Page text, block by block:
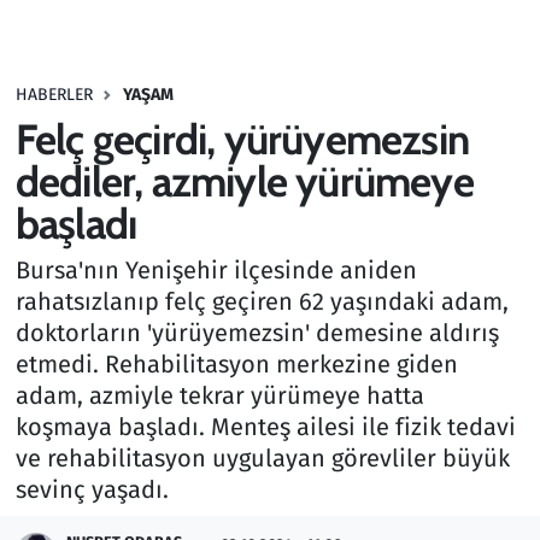
HABERLER YAŞAM
Felç geçirdi, yürüyemezsin
dediler, azmiyle yürümeye
başladı
Bursa'nın Yenişehir ilçesinde aniden
rahatsızlanıp felç geçiren 62 yaşındaki adam,
doktorların 'yürüyemezsin' demesine aldırış
etmedi. Rehabilitasyon merkezine giden
adam, azmiyle tekrar yürümeye hatta
koşmaya başladı. Menteş ailesi ile fizik tedavi
ve rehabilitasyon uygulayan görevliler büyük
sevinç yaşadı.
Haber
Kültür Sanat
Kurumsal Haberler
Lezzet Durağı
Memur ve Kamu
Otomobil
Oyun
Ramazan